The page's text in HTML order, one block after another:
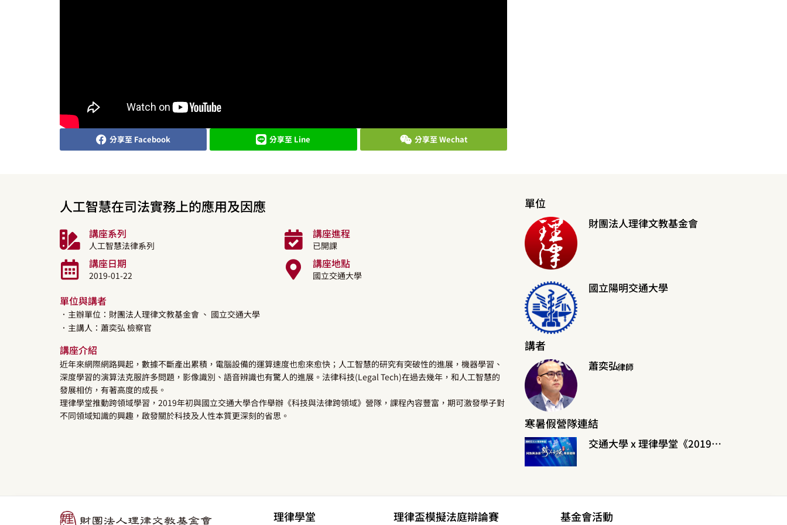
分享至 Facebook 分享至 Line 分享至 Wechat
人工智慧在司法實務上的應用及因應
講座系列
人工智慧法律系列
講座進程
已開課
講座日期
2019-01-22
講座地點
國立交通大學
單位與講者
．主辦單位：財團法人理律文教基金會 、 國立交通大學
．主講人： 蕭奕弘 檢察官
講座介紹
近年來網際網路興起，數據不斷產出累積，電腦設備的運算速度也愈來愈快；人工智慧的研究有突破性的進展，機器學習、
深度學習的演算法克服許多問題，影像識別、語音辨識也有驚人的進展。法律科技(Legal Tech)在過去幾年，和人工智慧的
發展相仿，有著高度的成長。
理律學堂推動跨領域學習，2019年初與國立交通大學合作舉辦《科技與法律跨領域》營隊，課程內容豐富，期可激發學子對
不同領域知識的興趣，啟發關於科技及人性本質更深刻的省思。
單位
財團法人理律文教基金會
國立陽明交通大學
講者
蕭奕弘律師
寒暑假營隊連結
交通大學 x 理律學堂《2019科技與法律跨領域寒假營隊》
理律學堂 理律盃模擬法庭辯論賽 基金會活動